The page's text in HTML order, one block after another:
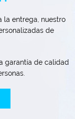
la entrega, nuestro
de
garantía de calidad